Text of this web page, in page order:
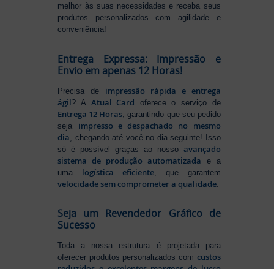
melhor às suas necessidades e receba seus
produtos personalizados com agilidade e
conveniência!
Entrega Expressa: Impressão e
Envio em apenas 12 Horas!
Precisa de impressão rápida e entrega
ágil? A Atual Card oferece o serviço de
Entrega 12 Horas , garantindo que seu pedido
seja impresso e despachado no mesmo
dia , chegando até você no dia seguinte! Isso
só é possível graças ao nosso avançado
sistema de produção automatizada e a
uma logística eficiente , que garantem
velocidade sem comprometer a qualidade
Seja um Revendedor Gráfico de
Sucesso
Toda a nossa estrutura é projetada para
oferecer produtos personalizados com custos